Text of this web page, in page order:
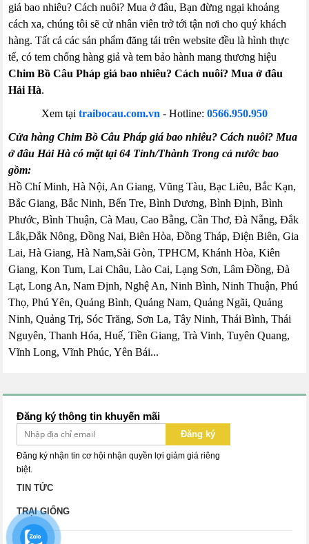
giá bao nhiêu? Cách nuôi? Mua ở đâu, Bạn đừng ngại khoảng
cách xa, chúng tôi sẽ cử nhân viên trở tới tận nơi cho quý khách
hàng. Tất cả các sản phẩm đăng tải trên website đều là hình thực
tế, có tem chống hàng giả và tem bảo hành mang thương hiệu
Chim Bồ Câu Pháp giá bao nhiêu? Cách nuôi? Mua ở đâu
Hải Hà.
Xem tại traibocau.com.vn - Hotline: 0566.950.950
Cửa hàng Chim Bồ Câu Pháp giá bao nhiêu? Cách nuôi? Mua
ở đâu Hải Hà có mặt tại 64 Tỉnh/Thành Trong cả nước bao
gồm:
Hồ Chí Minh, Hà Nội, An Giang, Vũng Tàu, Bạc Liêu, Bắc Kạn,
Bắc Giang, Bắc Ninh, Bến Tre, Bình Dương, Bình Định, Bình
Phước, Bình Thuận, Cà Mau, Cao Bằng, Cần Thơ, Đà Nẵng, Đắk
Lắk,Đắk Nông, Đồng Nai, Biên Hòa, Đồng Tháp, Điện Biên, Gia
Lai, Hà Giang, Hà Nam,Sài Gòn, TPHCM, Khánh Hòa, Kiên
Giang, Kon Tum, Lai Châu, Lào Cai, Lạng Sơn, Lâm Đồng, Đà
Lạt, Long An, Nam Định, Nghệ An, Ninh Bình, Ninh Thuận, Phú
Thọ, Phú Yên, Quảng Bình, Quảng Nam, Quảng Ngãi, Quảng
Ninh, Quảng Trị, Sóc Trăng, Sơn La, Tây Ninh, Thái Bình, Thái
Nguyên, Thanh Hóa, Huế, Tiền Giang, Trà Vinh, Tuyên Quang,
Vĩnh Long, Vĩnh Phúc, Yên Bái...
Đăng ký thông tin khuyến mãi
Đăng ký
Đăng ký nhận tin cơ hội nhận quyền lợi giảm giá riêng
biệt.
TIN TỨC
TRẠI GIỐNG